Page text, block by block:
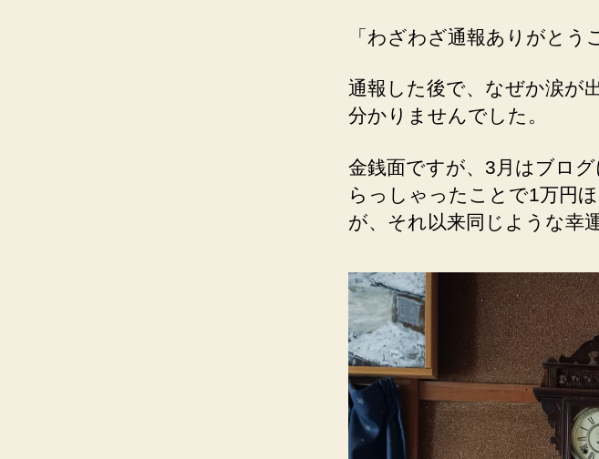
「わざわざ通報ありがとう
通報した後で、なぜか涙が
分かりませんでした。
金銭面ですが、3月はブロ
らっしゃったことで1万円
が、それ以来同じような幸